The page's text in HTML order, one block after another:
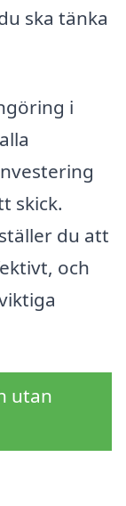
ska tänka
i
skick.
du att
och
utan